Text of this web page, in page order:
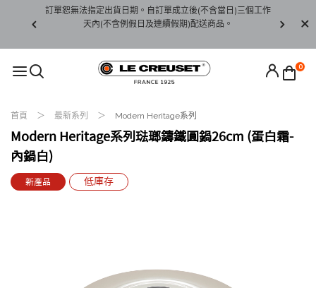
下水)，若
訂單恕無法指定出貨日期。自訂單成立後(不含當日)三個工作
天內(不含例假日及連續假期)配送商品。
請至
0
首頁 最新系列 Modern Heritage系列
Modern Heritage系列琺瑯鑄鐵圓鍋26cm (蛋白霜-
內鍋白)
新產品 低庫存